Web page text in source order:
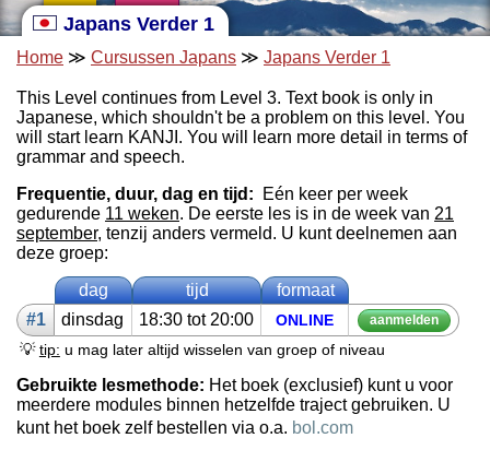
Japans Verder 1
Home ≫ Cursussen Japans ≫ Japans Verder 1
This Level continues from Level 3. Text book is only in
Japanese, which shouldn't be a problem on this level. You
will start learn KANJI. You will learn more detail in terms of
grammar and speech.
Frequentie, duur, dag en tijd: Eén keer per week
gedurende 11 weken. De eerste les is in de week van 21
september, tenzij anders vermeld. U kunt deelnemen aan
deze groep:
dag
tijd
formaat
#1
dins­dag 18:30 tot 20:00 ON­LINE aan­mel­den
💡tip: u mag later altijd wisselen van groep of niveau
Gebruikte lesmethode: Het boek (exclusief) kunt u voor
meerdere modules binnen hetzelfde traject gebruiken. U
kunt het boek zelf bestellen via o.a. bol.com